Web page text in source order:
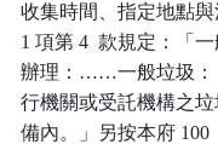
收集時間、指定地點
1 項第 4  款規定：
辦理：……一般垃圾
行機關或受託機構之
備內。」另按本府